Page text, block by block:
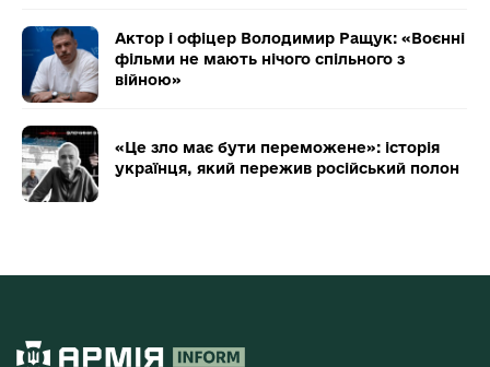
Актор і офіцер Володимир Ращук: «Воєнні
фільми не мають нічого спільного з
війною»
«Це зло має бути переможене»: історія
українця, який пережив російський полон